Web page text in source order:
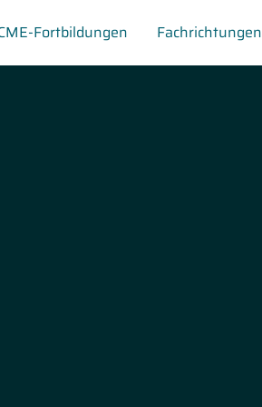
Fortbildungen Fachrichtungen